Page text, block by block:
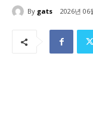
By gats 2026년 06